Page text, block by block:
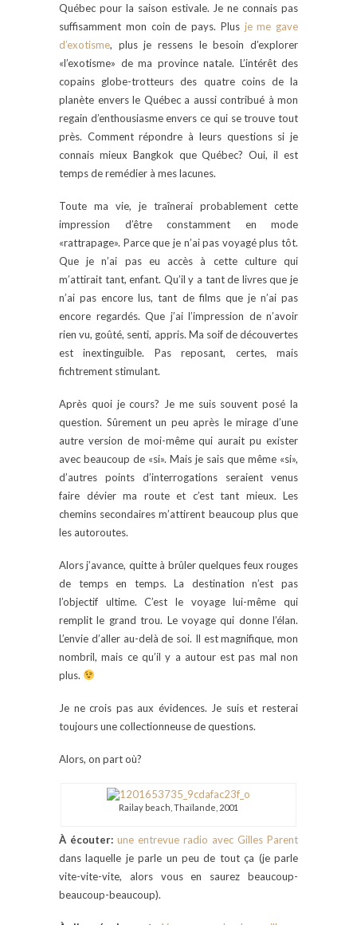
Québec pour la saison estivale. Je ne connais pas
suffisamment mon coin de pays. Plus je me gave
d’exotisme, plus je ressens le besoin d’explorer
«l’exotisme» de ma province natale. L’intérêt des
copains globe-trotteurs des quatre coins de la
planète envers le Québec a aussi contribué à mon
regain d’enthousiasme envers ce qui se trouve tout
près. Comment répondre à leurs questions si je
connais mieux Bangkok que Québec? Oui, il est
temps de remédier à mes lacunes.
Toute ma vie, je traînerai probablement cette
impression d’être constamment en mode
«rattrapage». Parce que je n’ai pas voyagé plus tôt.
Que je n’ai pas eu accès à cette culture qui
m’attirait tant, enfant. Qu’il y a tant de livres que je
n’ai pas encore lus, tant de films que je n’ai pas
encore regardés. Que j’ai l’impression de n’avoir
rien vu, goûté, senti, appris. Ma soif de découvertes
est inextinguible. Pas reposant, certes, mais
fichtrement stimulant.
Après quoi je cours? Je me suis souvent posé la
question. Sûrement un peu après le mirage d’une
autre version de moi-même qui aurait pu exister
avec beaucoup de «si». Mais je sais que même «si»,
d’autres points d’interrogations seraient venus
faire dévier ma route et c’est tant mieux. Les
chemins secondaires m’attirent beaucoup plus que
les autoroutes.
Alors j’avance, quitte à brûler quelques feux rouges
de temps en temps. La destination n’est pas
l’objectif ultime. C’est le voyage lui-même qui
remplit le grand trou. Le voyage qui donne l’élan.
L’envie d’aller au-delà de soi. Il est magnifique, mon
nombril, mais ce qu’il y a autour est pas mal non
plus.
Je ne crois pas aux évidences. Je suis et resterai
toujours une collectionneuse de questions.
Alors, on part où?
Railay beach, Thaïlande, 2001
À écouter: une entrevue radio avec Gilles Parent
dans laquelle je parle un peu de tout ça (je parle
vite-vite-vite, alors vous en saurez beaucoup-
beaucoup-beaucoup).